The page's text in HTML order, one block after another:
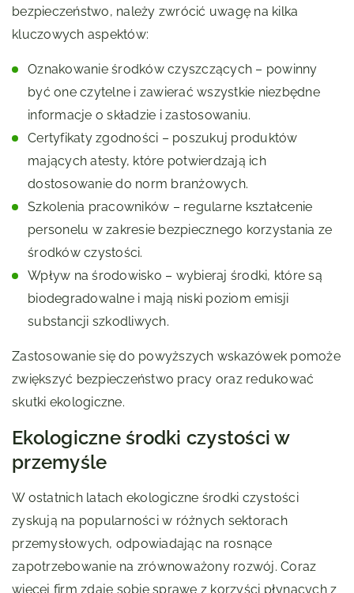
bezpieczeństwo, należy zwrócić uwagę na kilka
kluczowych aspektów:
Oznakowanie środków czyszczących – powinny
być one czytelne i zawierać wszystkie niezbędne
informacje o składzie i zastosowaniu.
Certyfikaty zgodności – poszukuj produktów
mających atesty, które potwierdzają ich
dostosowanie do norm branżowych.
Szkolenia pracowników – regularne kształcenie
personelu w zakresie bezpiecznego korzystania ze
środków czystości.
Wpływ na środowisko – wybieraj środki, które są
biodegradowalne i mają niski poziom emisji
substancji szkodliwych.
Zastosowanie się do powyższych wskazówek pomoże
zwiększyć bezpieczeństwo pracy oraz redukować
skutki ekologiczne.
Ekologiczne środki czystości w
przemyśle
W ostatnich latach ekologiczne środki czystości
zyskują na popularności w różnych sektorach
przemysłowych, odpowiadając na rosnące
zapotrzebowanie na zrównoważony rozwój. Coraz
więcej firm zdaje sobie sprawę z korzyści płynących z